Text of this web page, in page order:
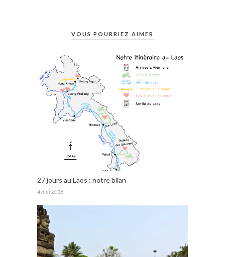
VOUS POURRIEZ AIMER
27 jours au Laos : notre bilan
4 mai 2016